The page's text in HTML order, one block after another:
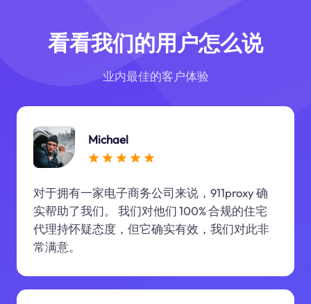
看看我们的用户怎么说
业内最佳的客户体验
Michael
对于拥有一家电子商务公司来说，911proxy 确
实帮助了我们。 我们对他们 100% 合规的住宅
代理持怀疑态度，但它确实有效，我们对此非
常满意。